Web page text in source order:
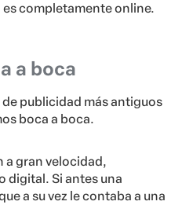
completamente online.
a boca
publicidad más antiguos
boca a boca.
a gran velocidad,
digital. Si antes una
a su vez le contaba a una